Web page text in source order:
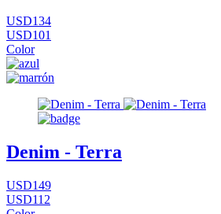
USD134
USD101
Color
Denim - Terra
USD149
USD112